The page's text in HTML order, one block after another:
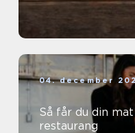
04. december
Så får du din
restaurang